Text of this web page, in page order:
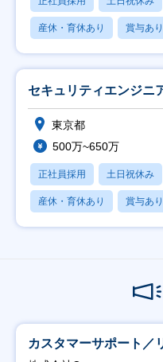
産休・育休あり 賞与あり
セキュリティエンジニ
東京都
500万~650万
正社員採用 土日祝休み
産休・育休あり 賞与あり
カスタマーサポート／